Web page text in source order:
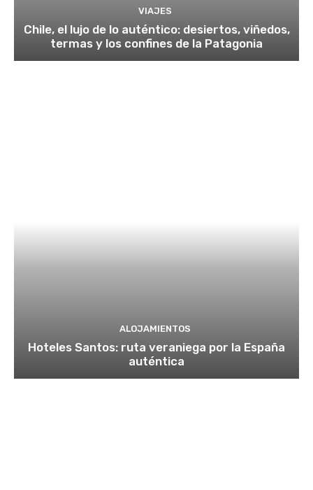
VIAJES
Chile, el lujo de lo auténtico: desiertos, viñedos,
termas y los confines de la Patagonia
ALOJAMIENTOS
Hoteles Santos: ruta veraniega por la España
auténtica